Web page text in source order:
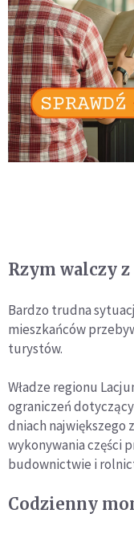
Rzym walczy
Bardzo trudna
mieszkańców
turystów.
Władze regionu
ograniczeń
dniach największego
wykonywania części
budownictwie i
Codzienny